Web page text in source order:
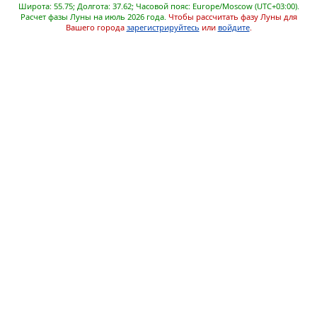
Широта: 55.75; Долгота: 37.62; Часовой пояс: Europe/Moscow (UTC+03:00).
Расчет фазы Луны на июль 2026 года. Чтобы рассчитать фазу Луны для
Вашего города зарегистрируйтесь или войдите.